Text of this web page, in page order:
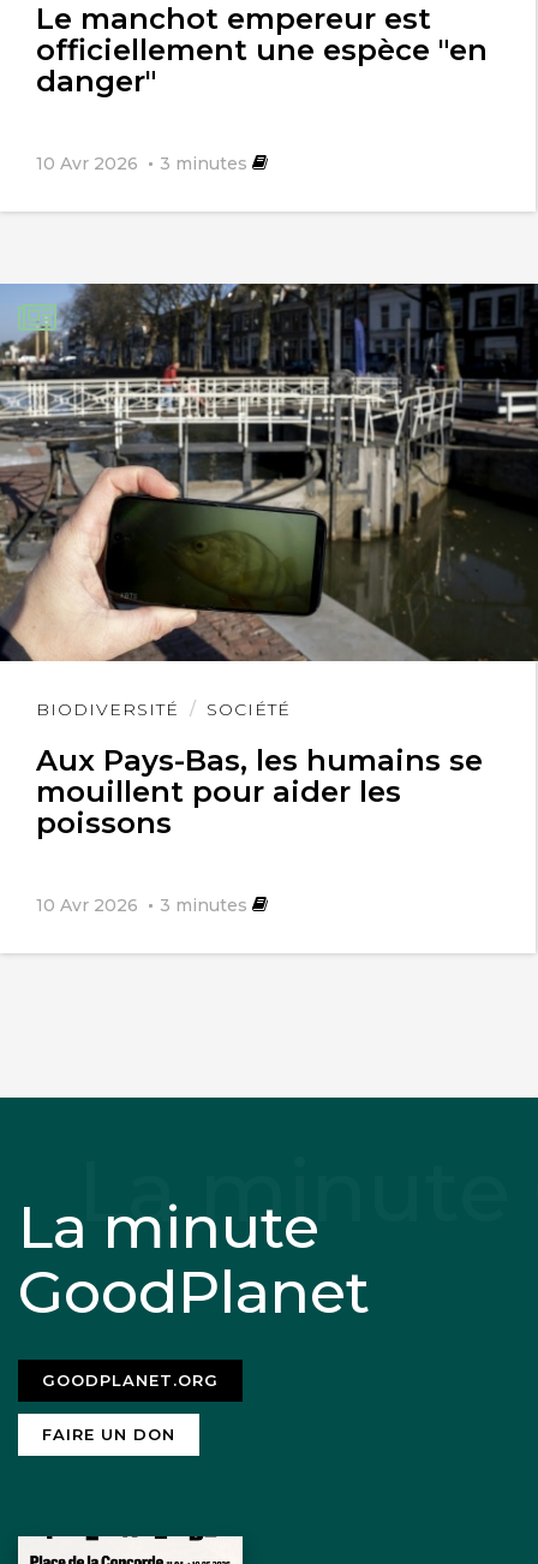
Le manchot empereur est
officiellement une espèce "en
danger"
10 Avr 2026 3 minutes
BIODIVERSITÉ SOCIÉTÉ
Aux Pays-Bas, les humains se
mouillent pour aider les
poissons
10 Avr 2026 3 minutes
Lire
La minute
GoodPlanet
GOODPLANET.ORG
FAIRE UN DON